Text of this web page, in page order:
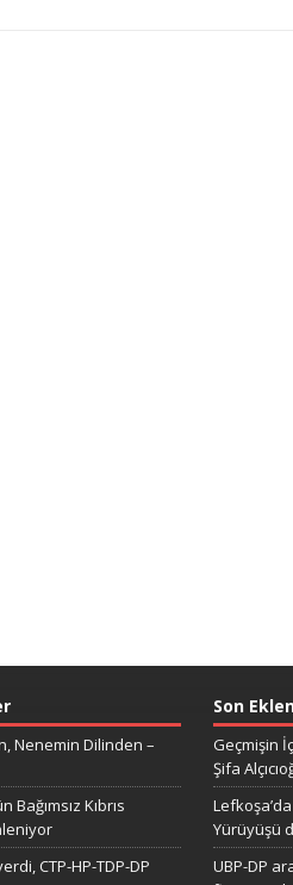
Nenemin Dilinden –
Bağımsız Kıbrıs
CTP-HP-TDP-DP
Son
Geçmişin
Şifa
Lefkoşa’da
Yürüyüşü
UBP-DP